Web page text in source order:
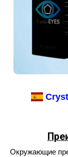
Окружающие